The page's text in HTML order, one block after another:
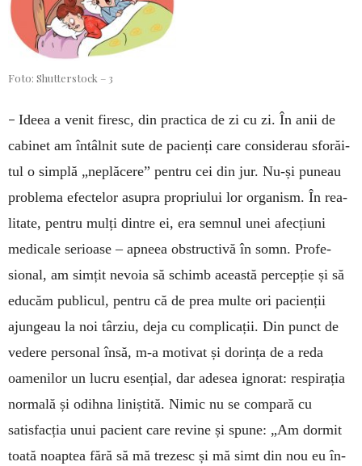
Foto: Shutterstock – 3
– Ideea a venit firesc, din practica de zi cu zi. În anii de
cabinet am întâlnit sute de pacienți care considerau sforă­i­
tul o simplă „ne­plăcere” pentru cei din jur. Nu-și puneau
pro­ble­ma efectelor asu­pra propriului lor organism. În rea­
litate, pentru mulți dintre ei, era semnul unei afecțiuni
medicale se­rioase – ap­neea obstructivă în somn. Pro­fe­
sional, am simțit ne­voia să schimb această per­cepție și să
edu­căm publicul, pentru că de prea multe ori pa­cienții
ajun­geau la noi târziu, deja cu complicații. Din punct de
vedere personal însă, m-a motivat și dorința de a reda
oamenilor un lucru esențial, dar adesea ig­norat: respirația
normală și odihna liniș­tită. Ni­mic nu se compară cu
satisfacția unui pa­cient care revine și spune: „Am dormit
toată noap­tea fără să mă trezesc și mă simt din nou eu în­